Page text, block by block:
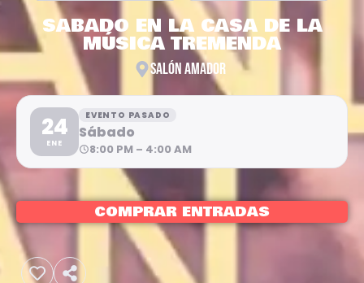
SABADO EN LA CASA DE LA
MÚSICA TREMENDA
SALÓN AMADOR
24
ENE
EVENTO PASADO
Sábado
8:00 PM – 4:00 AM
COMPRAR ENTRADAS